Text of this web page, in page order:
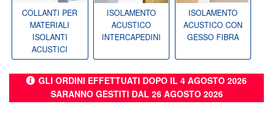
COLLANTI PER
MATERIALI
ISOLANTI
ACUSTICI
ISOLAMENTO
ACUSTICO
INTERCAPEDINI
ISOLAMENTO
ACUSTICO CON
GESSO FIBRA
GLI ORDINI EFFETTUATI DOPO IL 4 AGOSTO 2026
SARANNO GESTITI DAL 26 AGOSTO 2026